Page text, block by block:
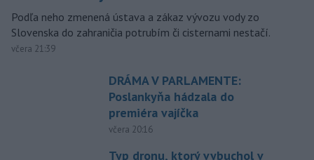
Podľa neho zmenená ústava a zákaz vývozu vody zo
Slovenska do zahraničia potrubím či cisternami nestačí.
včera 21:39
DRÁMA V PARLAMENTE:
Poslankyňa hádzala do
premiéra vajíčka
včera 20:16
Typ dronu, ktorý vybuchol v